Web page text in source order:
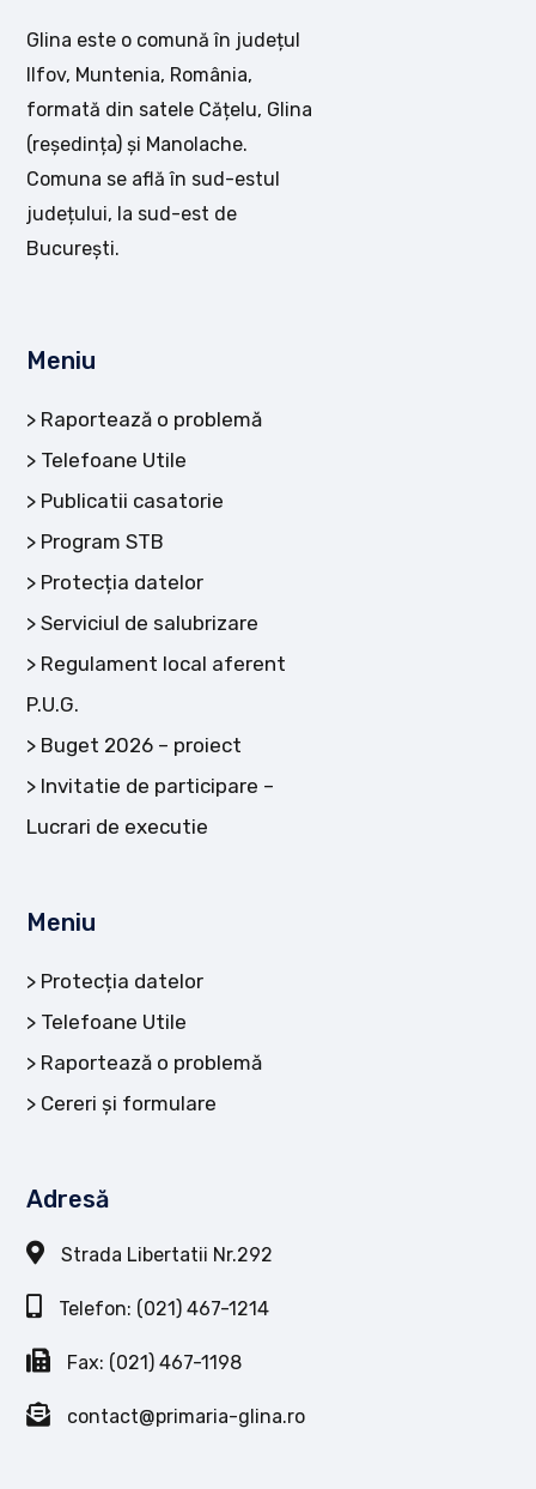
Glina este o comună în județul
Ilfov, Muntenia, România,
formată din satele Cățelu, Glina
(reședința) și Manolache.
Comuna se află în sud-estul
județului, la sud-est de
București.
Meniu
Raportează o problemă
Telefoane Utile
Publicatii casatorie
Program STB
Protecția datelor
Serviciul de salubrizare
Regulament local aferent
P.U.G.
Buget 2026 – proiect
Invitatie de participare –
Lucrari de executie
Meniu
Protecția datelor
Telefoane Utile
Raportează o problemă
Cereri și formulare
Adresă
Strada Libertatii Nr.292
Telefon: (021) 467-1214
Fax: (021) 467-1198
contact@primaria-glina.ro